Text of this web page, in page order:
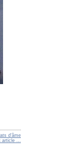
d'âme
article …